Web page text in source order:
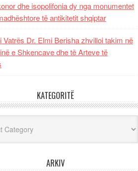
dhe isopolifonia dy nga monumentet
të antikitetit shqiptar
Vatrës Dr. Elmi Berisha zhvilloi takim në
e Shkencave dhe të Arteve të
KATEGORITË
ARKIV